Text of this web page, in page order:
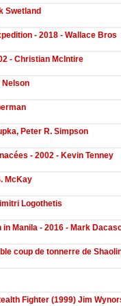
Swetland
- 2018 - Wallace Bros
- Christian McIntire
Nelson
Peter R. Simpson
- 2002 - Kevin Tenney
McKay
Logothetis
Manila - 2016 - Mark
coup de tonnerre de
Fighter (1999) Jim